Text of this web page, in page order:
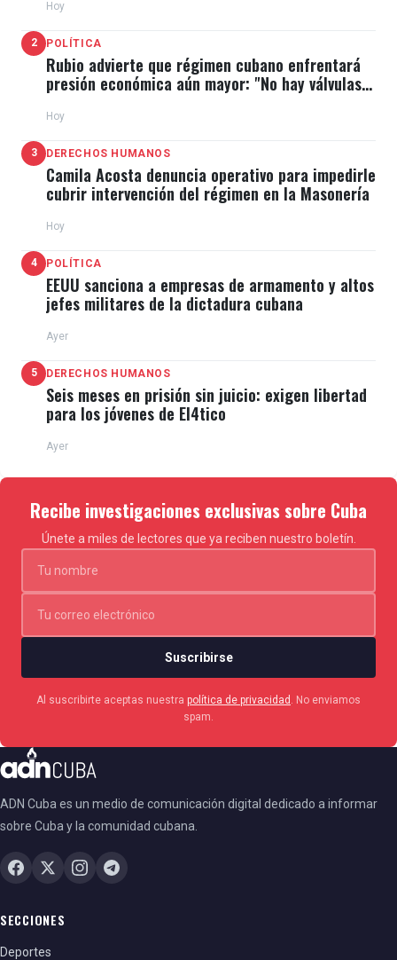
Hoy
2 POLÍTICA
Rubio advierte que régimen cubano enfrentará
presión económica aún mayor: "No hay válvulas
Hoy
3 DERECHOS HUMANOS
Camila Acosta denuncia operativo para impedirle
cubrir intervención del régimen en la Masonería
Hoy
4 POLÍTICA
EEUU sanciona a empresas de armamento y altos
jefes militares de la dictadura cubana
Ayer
5 DERECHOS HUMANOS
Seis meses en prisión sin juicio: exigen libertad
para los jóvenes de El4tico
Ayer
Recibe investigaciones exclusivas sobre Cuba
Únete a miles de lectores que ya reciben nuestro boletín.
Suscribirse
Al suscribirte aceptas nuestra política de privacidad
. No enviamos
spam.
ADN Cuba es un medio de comunicación digital dedicado a informar
sobre Cuba y la comunidad cubana.
SECCIONES
Deportes